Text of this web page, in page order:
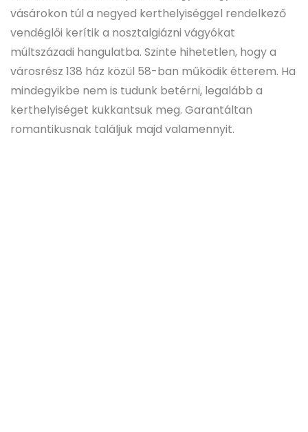
vásárokon túl a negyed kerthelyiséggel rendelkező
vendéglői kerítik a nosztalgiázni vágyókat
múltszázadi hangulatba. Szinte hihetetlen, hogy a
városrész 138 ház közül 58-ban működik étterem. Ha
mindegyikbe nem is tudunk betérni, legalább a
kerthelyiséget kukkantsuk meg. Garantáltan
romantikusnak találjuk majd valamennyit.